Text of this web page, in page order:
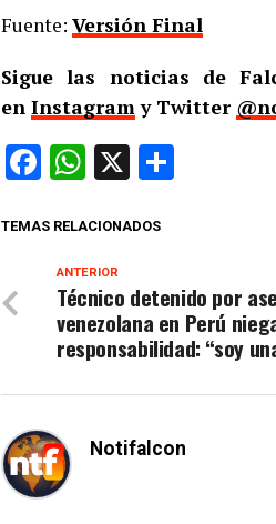
Fuente: Versión Final
Sigue las noticias de
en Instagramy Twitter
Facebook
WhatsApp
X
TEMAS RELACIONADOS
ANTERIOR
Técnico detenido por
venezolana en Perú
responsabilidad: “soy
Notifalcon